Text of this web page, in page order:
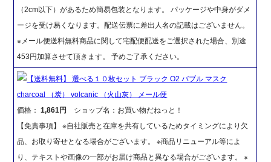
（2cm以下）があるため簡易包装となります。 パッケージや中身がダメ
ージを受け易くなります。配送伝票に差出人名の記載はございません。
※メール便送料無料商品に関して宅配便配送をご選択された場合、別途
453円加算させて頂きます。 予めご了承ください。
【送料無料】 選べる１０枚セット ブラック O2 バブル マスク
charcoal （炭） volcanic （火山灰） メール便
価格：1,861円
ショップ名：お買い物だねっと！
【免責事項】 ※自社販売と在庫を共有しているためタイミングにより欠
品、お取り寄せとなる場合がございます。 ※商品リニューアル等によ
り、テキストや画像の一部がお届け商品と異なる場合がございます。 ※